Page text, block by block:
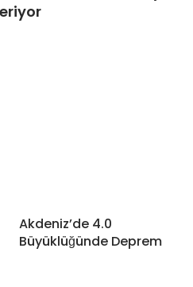
Akdeniz’de 4.0
Büyüklüğünde Deprem